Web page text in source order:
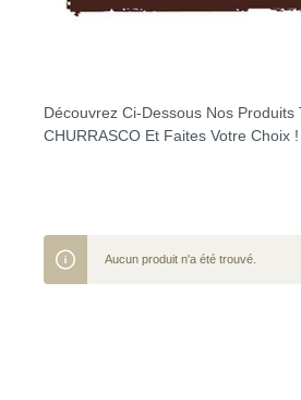
Découvrez Ci-Dessous Nos Produits
CHURRASCO Et Faites Votre Choix !
Aucun produit n'a été trouvé.